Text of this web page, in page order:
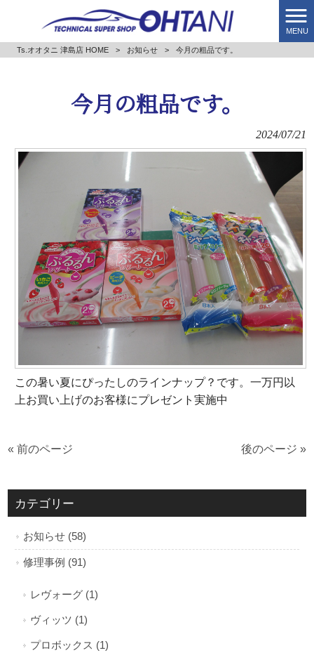
MENU
Ts.オオタニ 津島店 HOME > お知らせ > 今月の粗品です。
今月の粗品です。
2024/07/21
この暑い夏にぴったしのラインナップ？です。一万円以
上お買い上げのお客様にプレゼント実施中
« 前のページ 後のページ »
カテゴリー
お知らせ (58)
修理事例 (91)
レヴォーグ (1)
ヴィッツ (1)
プロボックス (1)